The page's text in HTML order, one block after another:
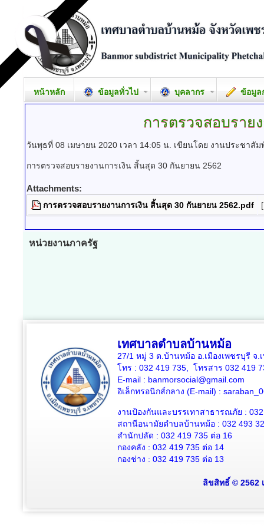
หน้าหลัก ข้อมูลทั่วไป บุคลากร ข้อมูล
การตรวจสอบราย
วันพุธที่ 08 เมษายน 2020 เวลา 14:05 น. เขียนโดย งานประชาสั
การตรวจสอบรายงานการเงิน สิ้นสุด 30 กันยายน 2562
Attachments:
การตรวจสอบรายงานการเงิน สิ้นสุด 30 กันยายน 2562.pdf
หน่วยงานภาครัฐ
เทศบาลตำบลบ้านหม้อ
27/1 หมู่ 3 ต.บ้านหม้อ อ.เมืองเพชรบุรี จ.
โทร : 032 419 735, โทรสาร 032 419
E-mail : banmorsocial@gmail.com
อิเล็กทรอนิกส์กลาง (E-mail) :
งานป้องกันและบรรเทาสาธารณภัย :
สถานีอนามัยตำบลบ้านหม้อ : 032 493
สำนักปลัด : 032 419 735 ต่อ 16
กองคลัง : 032 419 735 ต่อ 14
กองช่าง : 032 419 735 ต่อ 13
ลิขสิทธิ์ © 2562